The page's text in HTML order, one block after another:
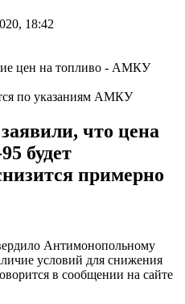
18:42
по указаниям АМКУ
что цена
будет
примерно
Антимонопольному
условий для снижения
в сообщении на сайте